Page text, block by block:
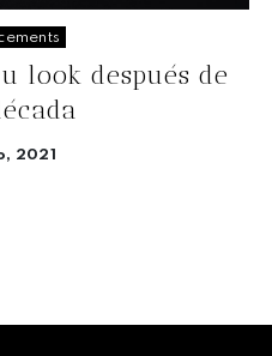
look después de
2021